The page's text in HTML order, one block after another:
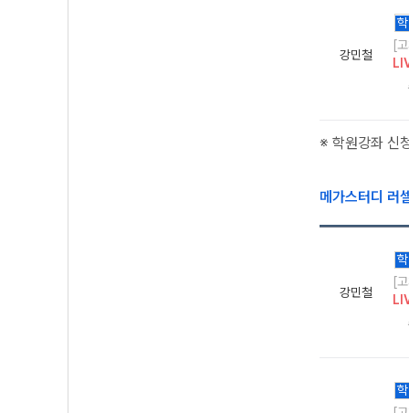
강민철
학
[
※ 학원강좌 신
메가스터디 러
강민철
학
[
학